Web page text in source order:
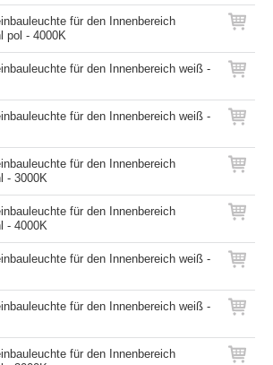
für den Innenbereich
pol - 4000K
für den Innenbereich weiß -
für den Innenbereich weiß -
für den Innenbereich
- 3000K
für den Innenbereich
- 4000K
für den Innenbereich weiß -
für den Innenbereich weiß -
für den Innenbereich